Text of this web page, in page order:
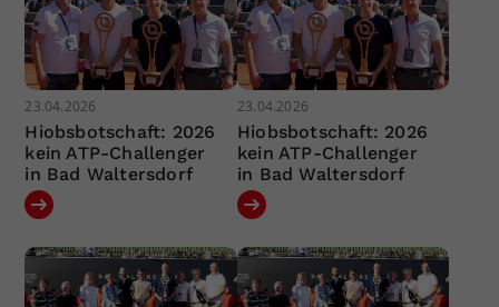
23.04.2026
Hiobsbotschaft: 2026
kein ATP-Challenger
in Bad Waltersdorf
23.04.2026
Hiobsbotschaft: 2026
kein ATP-Challenger
in Bad Waltersdorf